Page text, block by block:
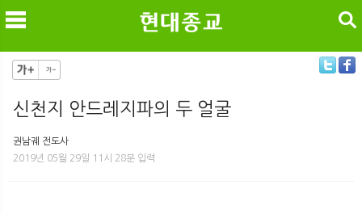
검색
신천지 안드레지파의 두 얼굴
권남궤 전도사
2019년 05월 29일 11시 28분 입력